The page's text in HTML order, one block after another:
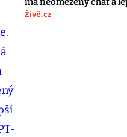
Živě.cz